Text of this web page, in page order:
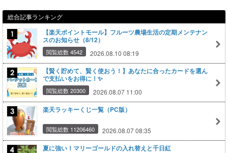
総合記事ランキング
【楽天ポイントモール】フルーツ農場生活の定期メンテナン
スのお知らせ（8/12）
閲覧総数 4542 2026.08.10 08:19
【賢く貯めて、賢く使おう！】あなたに合ったカードを選ん
で支払いをお得に！✨
閲覧総数 20300 2026.08.07 11:00
楽天ラッキーくじ一覧（PC版）
閲覧総数 11206460 2026.08.07 08:35
夏に強い！マリーゴールドの入れ替えと千日紅